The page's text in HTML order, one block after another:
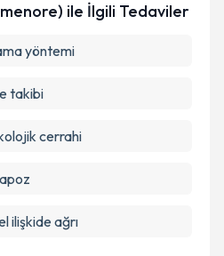
ile İlgili Tedaviler
yöntemi
takibi
cerrahi
ilişkide ağrı